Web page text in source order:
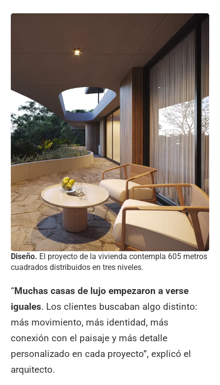
Diseño. El proyecto de la vivienda contempla 605 metros
cuadrados distribuidos en tres niveles.
“Muchas casas de lujo empezaron a verse
iguales. Los clientes buscaban algo distinto:
más movimiento, más identidad, más
conexión con el paisaje y más detalle
personalizado en cada proyecto”, explicó el
arquitecto.